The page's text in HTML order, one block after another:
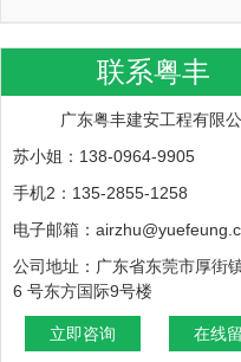
联系粤丰
广东粤丰建安工程有限
苏小姐：138-0964-9905
手机2：135-2855-1258
电子邮箱：
公司地址：广东省东莞市厚街
6 号东方国际9号楼
立即咨询 在线